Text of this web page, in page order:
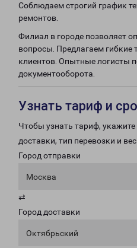
Соблюдаем строгий график
ремонтов.
Филиал в городе позволяет
вопросы. Предлагаем
клиентов. Опытные логисты
документооборота.
Узнать тариф и
Чтобы узнать тариф, укажите
доставки, тип перевозки и вес
Город отправки
Москва
⇄
Город доставки
Октябрьский